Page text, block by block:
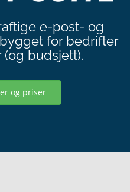
e-post- og
for bedrifter
budsjett).
og priser